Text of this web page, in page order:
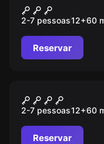
2-7 pessoas12+60
Reservar
Operação:
2-7 pessoas12+60
Reservar